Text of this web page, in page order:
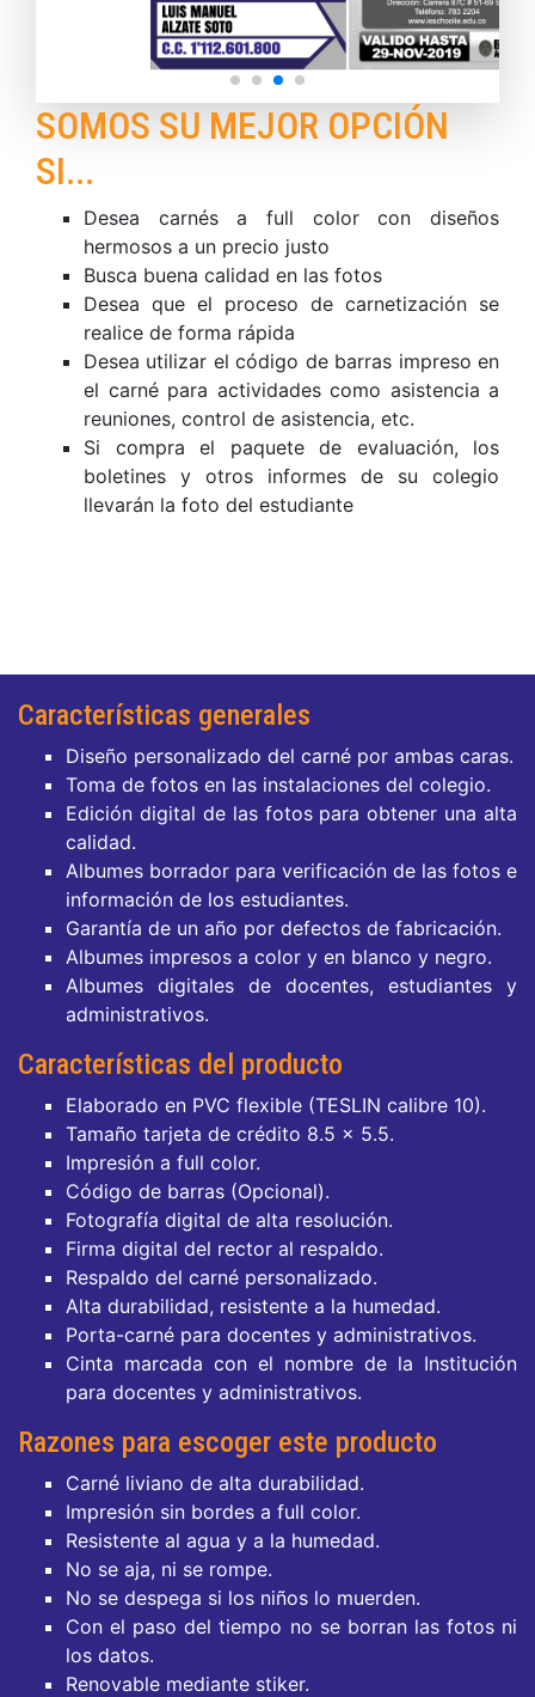
SOMOS SU MEJOR OPCIÓN
SI...
Desea carnés a full color con diseños
hermosos a un precio justo
Busca buena calidad en las fotos
Desea que el proceso de carnetización se
realice de forma rápida
Desea utilizar el código de barras impreso en
el carné para actividades como asistencia a
reuniones, control de asistencia, etc.
Si compra el paquete de evaluación, los
boletines y otros informes de su colegio
llevarán la foto del estudiante
Características generales
Diseño personalizado del carné por ambas caras.
Toma de fotos en las instalaciones del colegio.
Edición digital de las fotos para obtener una alta
calidad.
Albumes borrador para verificación de las fotos e
información de los estudiantes.
Garantía de un año por defectos de fabricación.
Albumes impresos a color y en blanco y negro.
Albumes digitales de docentes, estudiantes y
administrativos.
Características del producto
Elaborado en PVC flexible (TESLIN calibre 10).
Tamaño tarjeta de crédito 8.5 x 5.5.
Impresión a full color.
Código de barras (Opcional).
Fotografía digital de alta resolución.
Firma digital del rector al respaldo.
Respaldo del carné personalizado.
Alta durabilidad, resistente a la humedad.
Porta-carné para docentes y administrativos.
Cinta marcada con el nombre de la Institución
para docentes y administrativos.
Razones para escoger este producto
Carné liviano de alta durabilidad.
Impresión sin bordes a full color.
Resistente al agua y a la humedad.
No se aja, ni se rompe.
No se despega si los niños lo muerden.
Con el paso del tiempo no se borran las fotos ni
los datos.
Renovable mediante stiker.